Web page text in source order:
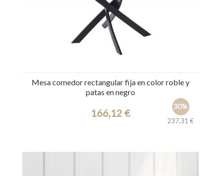
Mesa comedor rectangular fija en color roble y
patas en negro
30%
237,31 €
166,12 €